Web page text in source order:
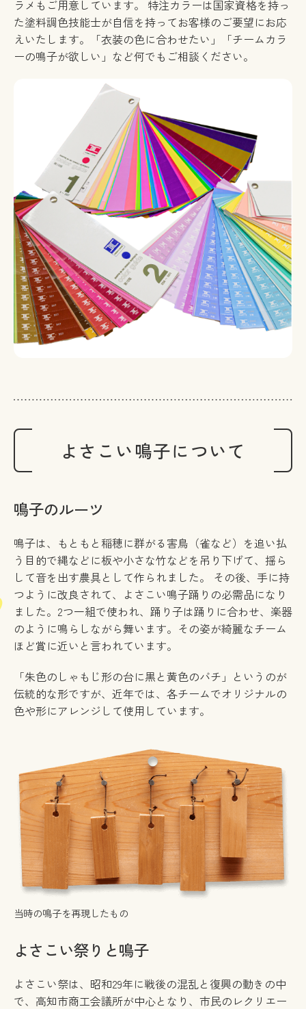
ラメもご用意しています。 特注カラーは国家資格を持っ
た塗料調色技能士が自信を持ってお客様のご要望にお応
えいたします。「衣装の色に合わせたい」「チームカラ
ーの鳴子が欲しい」など何でもご相談ください。
よさこい鳴子について
鳴子のルーツ
鳴子は、もともと稲穂に群がる害鳥（雀など）を追い払
う目的で縄などに板や小さな竹などを吊り下げて、揺ら
して音を出す農具として作られました。 その後、手に持
つように改良されて、よさこい鳴子踊りの必需品になり
ました。2つ一組で使われ、踊り子は踊りに合わせ、楽器
のように鳴らしながら舞います。その姿が綺麗なチーム
ほど賞に近いと言われています。
「朱色のしゃもじ形の台に黒と黄色のバチ」というのが
伝統的な形ですが、近年では、各チームでオリジナルの
色や形にアレンジして使用しています。
当時の鳴子を再現したもの
よさこい祭りと鳴子
よさこい祭は、昭和29年に戦後の混乱と復興の動きの中
で、高知市商工会議所が中心となり、市民のレクリエー